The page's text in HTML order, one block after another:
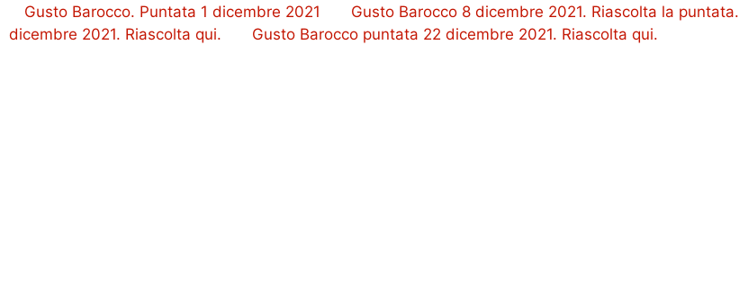
Gusto Barocco. Puntata 1 dicembre 2021 Gusto Barocco 8 dicembre 2021. Riascolta la puntata.
dicembre 2021. Riascolta qui.
Gusto Barocco puntata 22 dicembre 2021. Riascolta qui.